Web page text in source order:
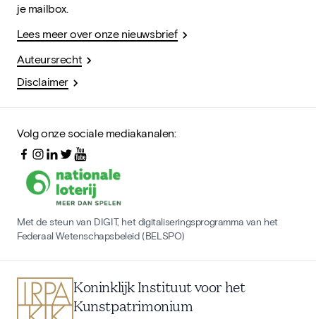
je mailbox.
Lees meer over onze nieuwsbrief
Auteursrecht
Disclaimer
Volg onze sociale mediakanalen:
Met de steun van DIGIT, het digitaliseringsprogramma van het
Federaal Wetenschapsbeleid (BELSPO)
Koninklijk Instituut voor het
Kunstpatrimonium